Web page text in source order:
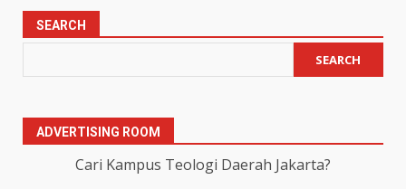
SEARCH
SEARCH
ADVERTISING ROOM
Cari Kampus Teologi Daerah Jakarta?